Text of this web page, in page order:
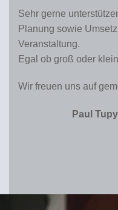
Sehr gerne
Planung sowie
Veranstaltung.
Egal ob groß oder
Wir freuen uns auf
Paul